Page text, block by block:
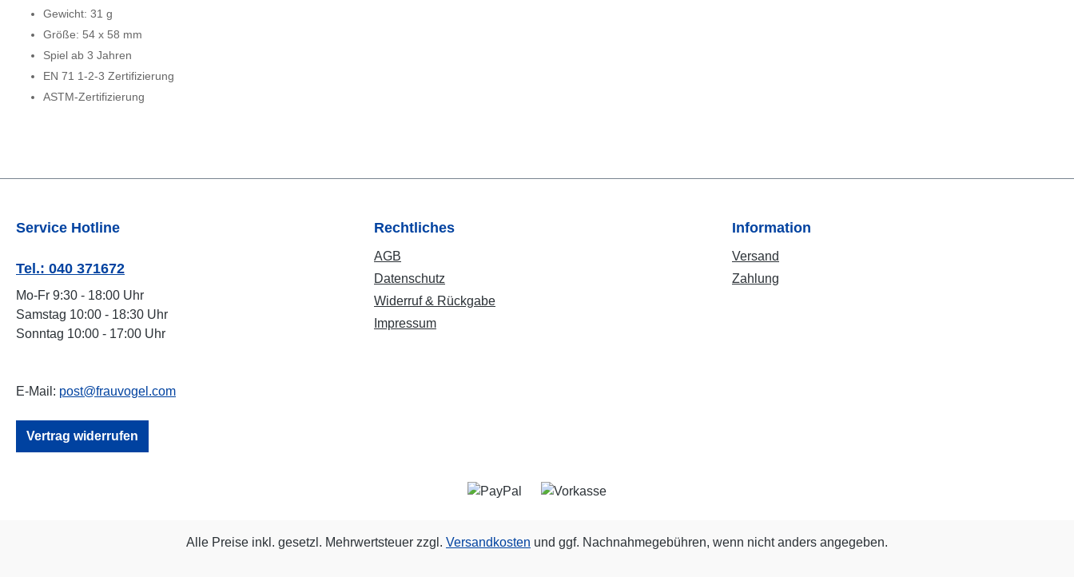
Gewicht: 31 g
Größe: 54 x 58 mm
Spiel ab 3 Jahren
EN 71 1-2-3 Zertifizierung
ASTM-Zertifizierung
Service Hotline
Tel.: 040 371672
Mo-Fr 9:30 - 18:00 Uhr
Samstag 10:00 - 18:30 Uhr
Sonntag 10:00 - 17:00 Uhr
E-Mail: post@frauvogel.com
Vertrag widerrufen
Rechtliches
AGB
Datenschutz
Widerruf & Rückgabe
Impressum
Information
Versand
Zahlung
Alle Preise inkl. gesetzl. Mehrwertsteuer zzgl. Versandkosten und ggf. Nachnahmegebühren, wenn nicht anders angegeben.